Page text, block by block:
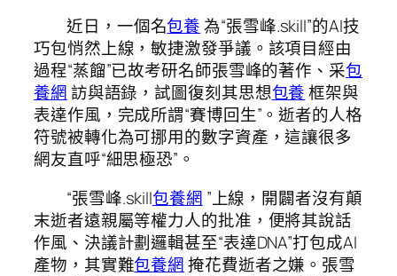
近日，一個名包養為“張雪峰.skill”的AI技
巧包悄然上線，敏捷激發爭議。該項目經由
過程“蒸餾”已故考研名師張雪峰的著作、采包
養網訪與語錄，試圖復刻其思想包養框架與
表達作風，完成所謂“賽博回生”。逝者的人格
符號被轉化為可挪用的數字資產，這讓很多
網友直呼“細思極恐”。
“張雪峰.skill包養網 ”上線，開闢者沒有顛
末逝者遠親屬等權力人的批准，便將其說話
作風、決議計劃邏輯甚至“表達DNA”打包成AI
產物，其實難包養網掩花費逝者之嫌。張雪